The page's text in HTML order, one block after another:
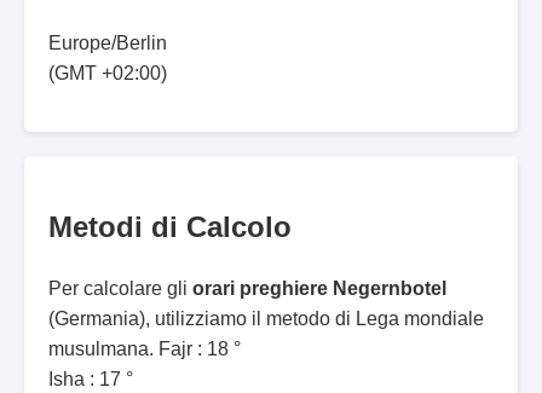
Europe/Berlin
(GMT +02:00)
Metodi di Calcolo
Per calcolare gli orari preghiere Negernbotel
(Germania), utilizziamo il metodo di Lega mondiale
musulmana. Fajr : 18 °
Isha : 17 °